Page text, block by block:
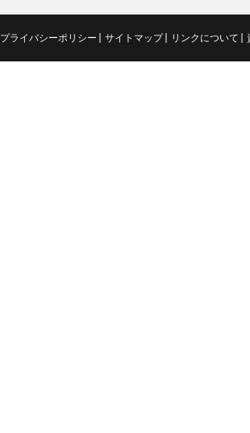
プライバシーポリシー サイトマップ リンクについて